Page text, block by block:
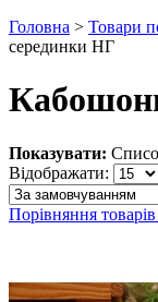
Головна > Товари
серединки НГ
Показувати:
Відображати:
Порівняння